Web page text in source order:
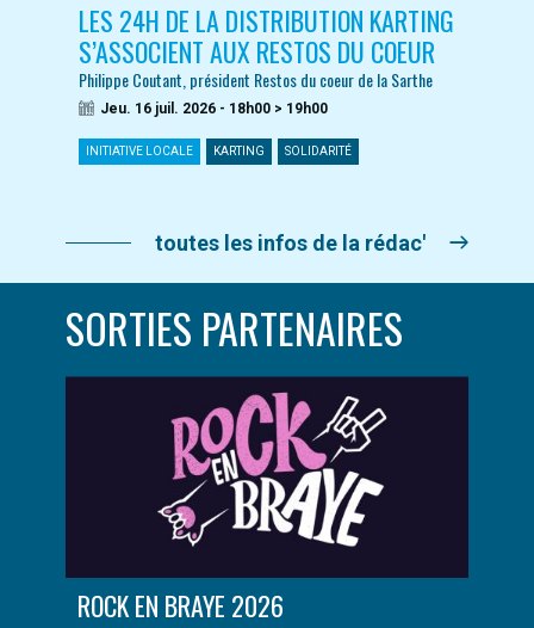
LES 24H DE LA DISTRIBUTION KARTING
S’ASSOCIENT AUX RESTOS DU COEUR
Philippe Coutant, président Restos du coeur de la Sarthe
Jeu. 16 juil. 2026 - 18h00 > 19h00
INITIATIVE LOCALE KARTING SOLIDARITÉ
toutes les infos de la rédac'
SORTIES PARTENAIRES
ROCK EN BRAYE 2026